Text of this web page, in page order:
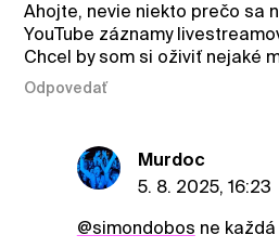
Ahojte, nevie niekto prečo sa
YouTube záznamy
Chcel by som si oživiť nejaké
Odpovedať
Murdoc
5. 8. 2025, 16:23
@simondobos ne